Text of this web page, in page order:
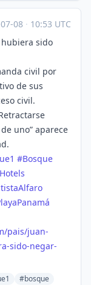
08 · 10:53 UTC
hubiera sido
civil por
de sus
civil.
uno” aparece
#Bosque
pais/juan-
sido-negar-
#bosque